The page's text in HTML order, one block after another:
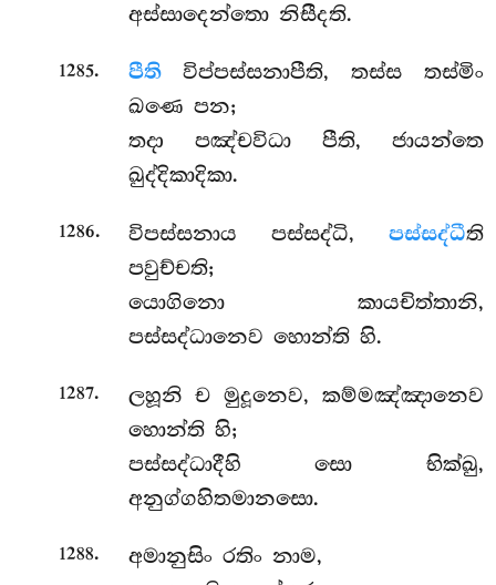
අස්සාදෙන්තො නිසීදති.
1285. පීතිවිප්පස්සනාපීති, තස්ස තස්මිං
ඛණෙ පන;
තදා පඤ්චවිධා පීති, ජායන්තෙ
ඛුද්දිකාදිකා.
1286. විපස්සනාය පස්සද්ධි, පස්සද්ධීති
පවුච්චති;
යොගිනො කායචිත්තානි,
පස්සද්ධානෙව හොන්ති හි.
1287. ලහූනිච මුදූනෙව, කම්මඤ්ඤානෙව
හොන්ති හි;
පස්සද්ධාදීහි සො භික්ඛු,
අනුග්ගහිතමානසො.
1288.
අමානුසිං රතිං නාම,